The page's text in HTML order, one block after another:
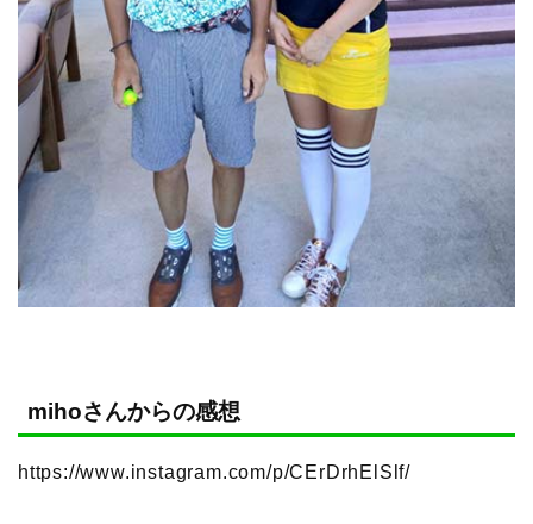
mihoさんからの感想
https://www.instagram.com/p/CErDrhElSlf/